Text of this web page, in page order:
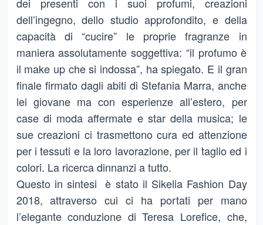
dell’ingegno, dello studio approfondito, e della
capacità di “cucire” le proprie fragranze in
maniera assolutamente soggettiva: “il profumo è
il make up che si indossa”, ha spiegato. E il gran
finale firmato dagli abiti di Stefania Marra, anche
lei giovane ma con esperienze all’estero, per
case di moda affermate e star della musica; le
sue creazioni ci trasmettono cura ed attenzione
per i tessuti e la loro lavorazione, per il taglio ed i
colori. La ricerca dinnanzi a tutto.
Questo in sintesi è stato il Sikelia Fashion Day
2018, attraverso cui ci ha portati per mano
l’elegante conduzione di Teresa Lorefice, che,